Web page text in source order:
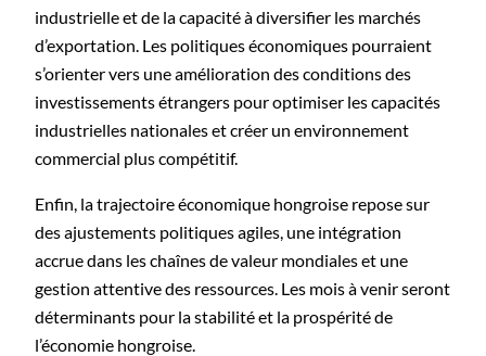
industrielle et de la capacité à diversifier les marchés
d’exportation. Les politiques économiques pourraient
s’orienter vers une amélioration des conditions des
investissements étrangers pour optimiser les capacités
industrielles nationales et créer un environnement
commercial plus compétitif.
Enfin, la trajectoire économique hongroise repose sur
des ajustements politiques agiles, une intégration
accrue dans les chaînes de valeur mondiales et une
gestion attentive des ressources. Les mois à venir seront
déterminants pour la stabilité et la prospérité de
l’économie hongroise.